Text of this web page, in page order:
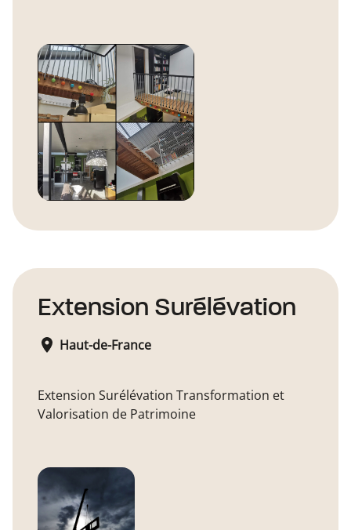
Extension Surélévation
Haut-de-France
Extension Surélévation Transformation et
Valorisation de Patrimoine